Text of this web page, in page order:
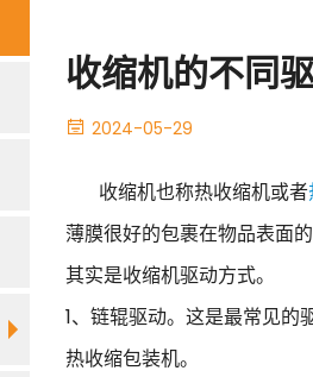
收缩机的不同
2024-05-29
收缩机也称热收缩机或者
薄膜很好的包裹在物品表面
其实是收缩机驱动方式。
1、链辊驱动。这是最常见
热收缩包装机。